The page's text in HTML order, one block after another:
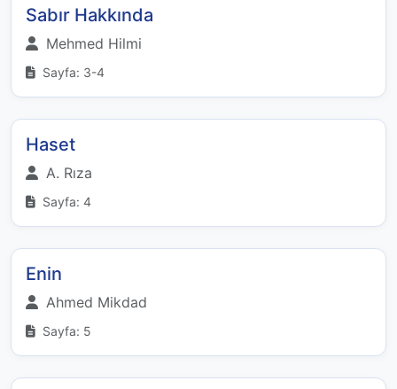
Sabır Hakkında
Mehmed Hilmi
Sayfa: 3-4
Haset
A. Rıza
Sayfa: 4
Enin
Ahmed Mikdad
Sayfa: 5